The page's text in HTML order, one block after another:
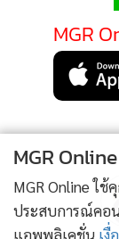
ภาพจาก
คู่กรณี “ห
“ก้อง ห้ว
ให้ “น้อง
MGR
MGR Online ใ
ประสบการณ์คอ
แอพพลิเคชั่น เงื่